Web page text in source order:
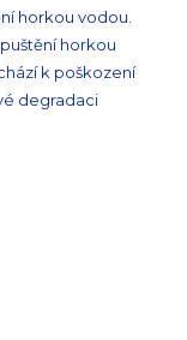
horkou vodou.
horkou
k poškození
degradaci